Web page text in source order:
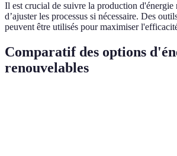
Il est crucial de suivre la production d'énergie
d’ajuster les processus si nécessaire. Des
peuvent être utilisés pour maximiser
Comparatif des options
renouvelables